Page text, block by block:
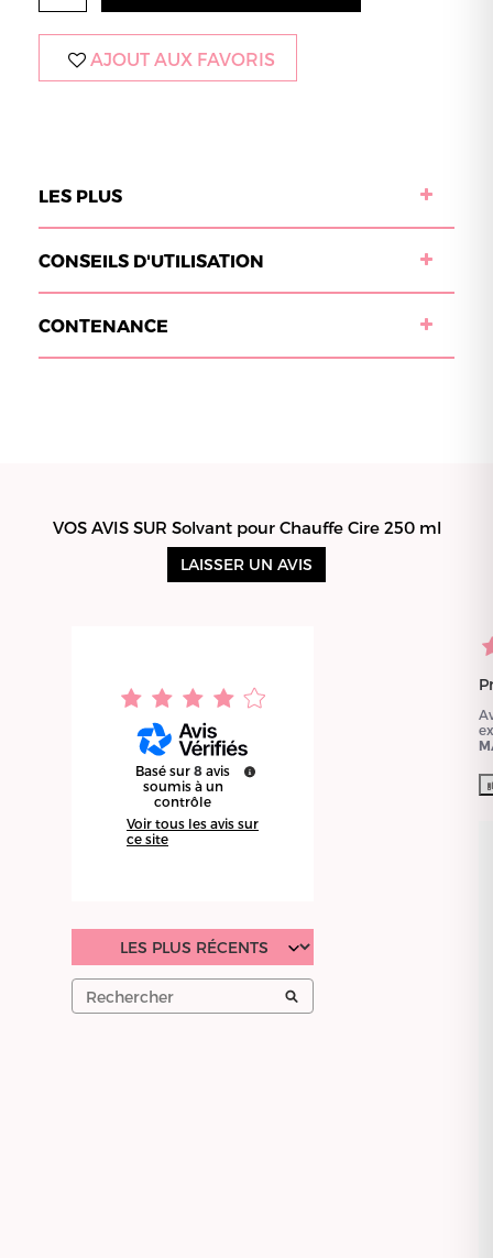
AJOUT AUX FAVORIS
LES PLUS
CONSEILS D'UTILISATION
CONTENANCE
VOS AVIS SUR Solvant pour Chauffe Cire 250 ml
LAISSER UN AVIS
Basé sur 8 avis
soumis à un
contrôle
Voir tous les avis sur
ce site